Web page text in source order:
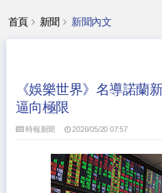
首頁 新聞 新聞內文
《娛樂世界》名導諾蘭
逼向極限
時報新聞 2026/05/20 07:57